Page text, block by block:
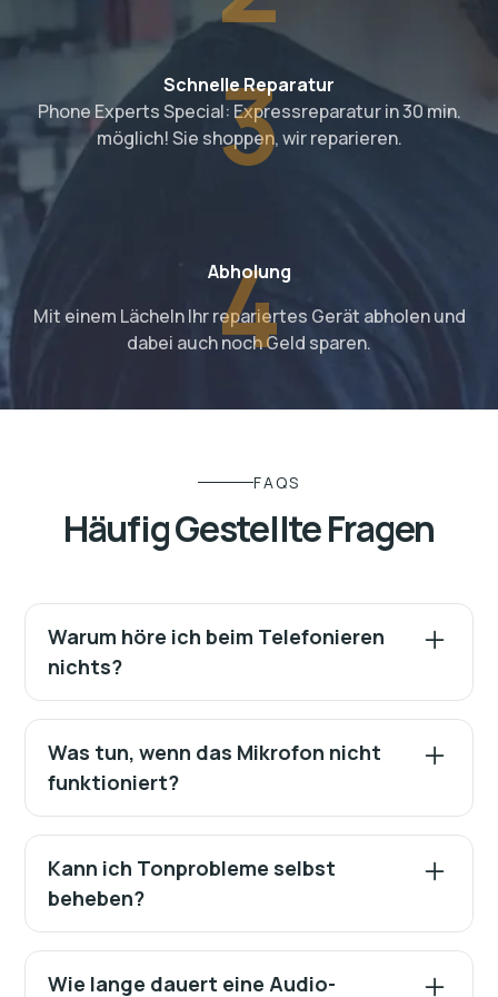
3
Schnelle Reparatur
Phone Experts Special: Expressreparatur in 30 min.
möglich! Sie shoppen, wir reparieren.
4
Abholung
Mit einem Lächeln Ihr repariertes Gerät abholen und
dabei auch noch Geld sparen.
FAQS
Häufig Gestellte Fragen
Warum höre ich beim Telefonieren
nichts?
Oft ist die Hörmuschel oder der Lautsprecher
verschmutzt oder defekt. Eine Reinigung oder ein
Austausch behebt das Problem in den meisten
Fällen.
Was tun, wenn das Mikrofon nicht
funktioniert?
Zuerst prüfen wir, ob die Software oder eine App
das Mikrofon blockiert. Wenn nicht, erfolgt eine
Diagnose und ggf. ein Austausch des Mikrofons.
Kann ich Tonprobleme selbst
beheben?
Kleine Staubablagerungen können Sie vorsichtig
mit Druckluft entfernen. Bei anhaltenden
Wie lange dauert eine Audio-